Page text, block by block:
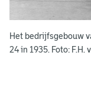
e
n
Het bedrijfsgebouw
24 in 1935. Foto: F.H.